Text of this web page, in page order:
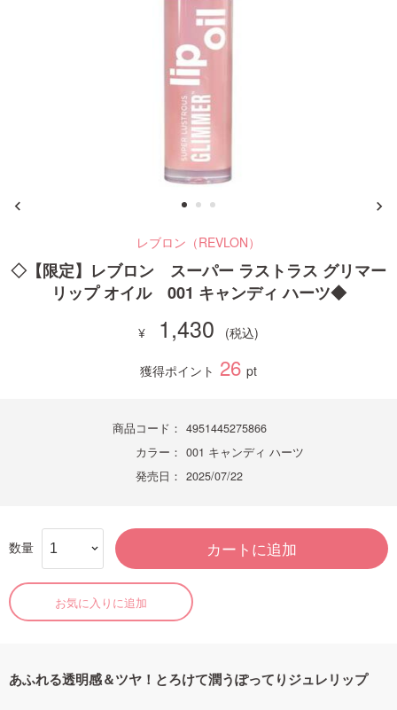
レブロン（REVLON）
◇【限定】レブロン スーパー ラストラス グリマー
リップ オイル 001 キャンディ ハーツ◆
1,430
獲得ポイント 26 pt
商品コード： 4951445275866
カラー： 001 キャンディ ハーツ
発売日： 2025/07/22
数量 カートに追加
お気に入りに追加
あふれる透明感＆ツヤ！とろけて潤うぽってりジュレリップ